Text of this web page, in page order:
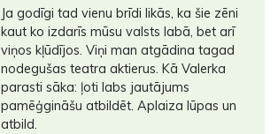
Ja godīgi tad vienu brīdi likās, ka šie zēni
kaut ko izdarīs mūsu valsts labā, bet arī
viņos kļūdījos. Viņi man atgādina tagad
nodegušas teatra aktierus. Kā Valerka
parasti sāka: ļoti labs jautājums
pamēģgināšu atbildēt. Aplaiza lūpas un
atbild.